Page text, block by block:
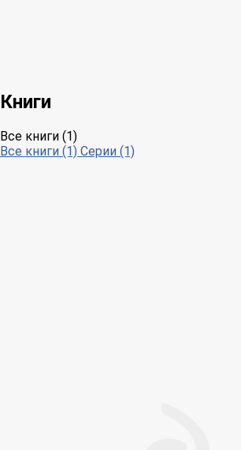
Книги
Все книги (1)
Все книги (1) Серии (1)